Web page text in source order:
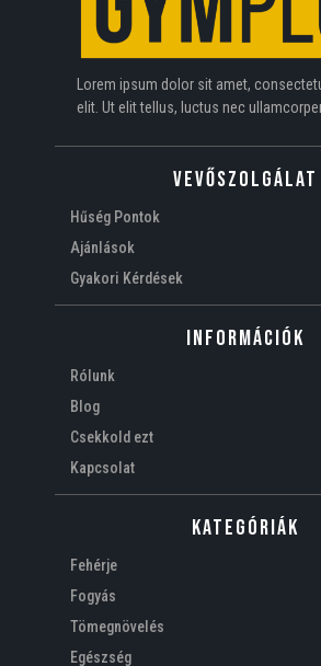
Lorem ipsum dolor sit amet,
elit. Ut elit tellus, luctus nec
VEVŐSZOLGÁLAT
Hűség Pontok
Ajánlások
Gyakori Kérdések
Információk
Rólunk
Blog
Csekkold ezt
Kapcsolat
Kategóriák
Fehérje
Fogyás
Tömegnövelés
Egészség